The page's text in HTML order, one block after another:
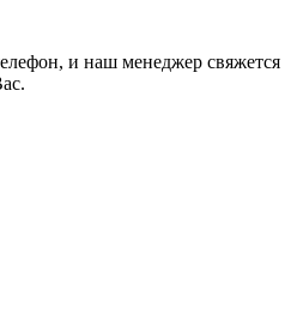
и наш менеджер свяжется